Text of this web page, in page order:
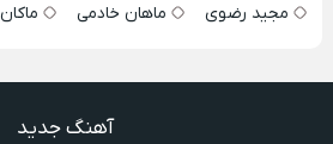
مجید رضوی
ماهان خادمی
آهنگ جدید